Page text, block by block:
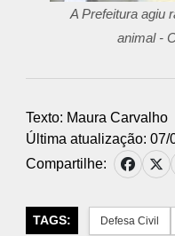
A Prefeitura agiu
animal -
Texto: Maura Carvalho
Última atualização: 07/
Compartilhe:
TAGS: Defesa Civil